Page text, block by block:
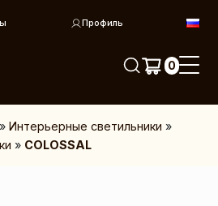
Профиль
0
»Интерьерные светильники »
» COLOSSAL